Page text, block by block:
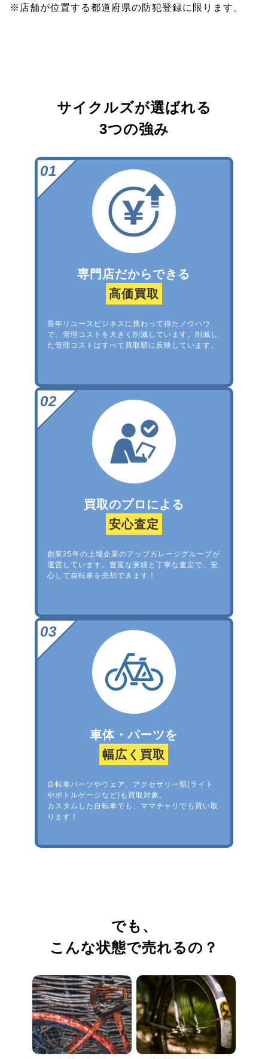
※店舗が位置する都道府県の防犯登録に限ります。
サイクルズが選ばれる
3つの強み
専門店だからできる
高価買取
長年リユースビジネスに携わって得たノウハウ
で、管理コストを大きく削減しています。削減し
た管理コストはすべて買取額に反映しています。
買取のプロによる
安心査定
創業25年の上場企業のアップガレージグループが
運営しています。豊富な実績と丁寧な査定で、安
心して自転車を売却できます！
車体・パーツを
幅広く買取
自転車パーツやウェア、アクセサリー類(ライト
やボトルゲージなど)も買取対象。
カスタムした自転車でも、ママチャリでも買い取
ります！
でも、
こんな状態で売れるの？